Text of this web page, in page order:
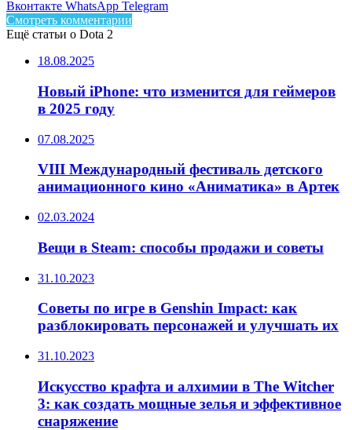
Вконтакте WhatsApp Telegram
Смотреть комментарии
Ещё статьи о Dota 2
18.08.2025
Новый iPhone: что изменится для геймеров
в 2025 году
07.08.2025
VIII Международный фестиваль детского
анимационного кино «Аниматика» в Артек
02.03.2024
Вещи в Steam: способы продажи и советы
31.10.2023
Советы по игре в Genshin Impact: как
разблокировать персонажей и улучшать их
31.10.2023
Искусство крафта и алхимии в The Witcher
3: как создать мощные зелья и эффективное
снаряжение